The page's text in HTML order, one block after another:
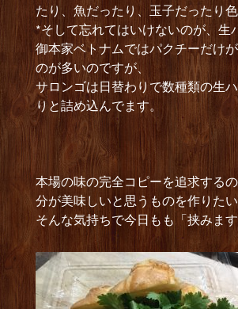
たり、魚だったり、玉子だったり色
*そして忘れてはいけないのが、生
御本家ベトナムではパクチーだけ
のが多いのですが、
サロンゴは日替わりで数種類の生
りと詰め込んでます。
本場の味の完全コピーを追求する
分が美味しいと思うものを作りたい
そんな気持ちで今日もも「挟みま